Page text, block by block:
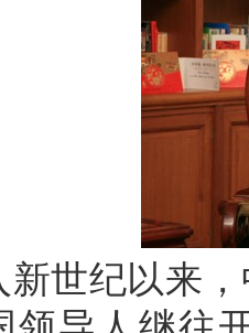
纪以来，